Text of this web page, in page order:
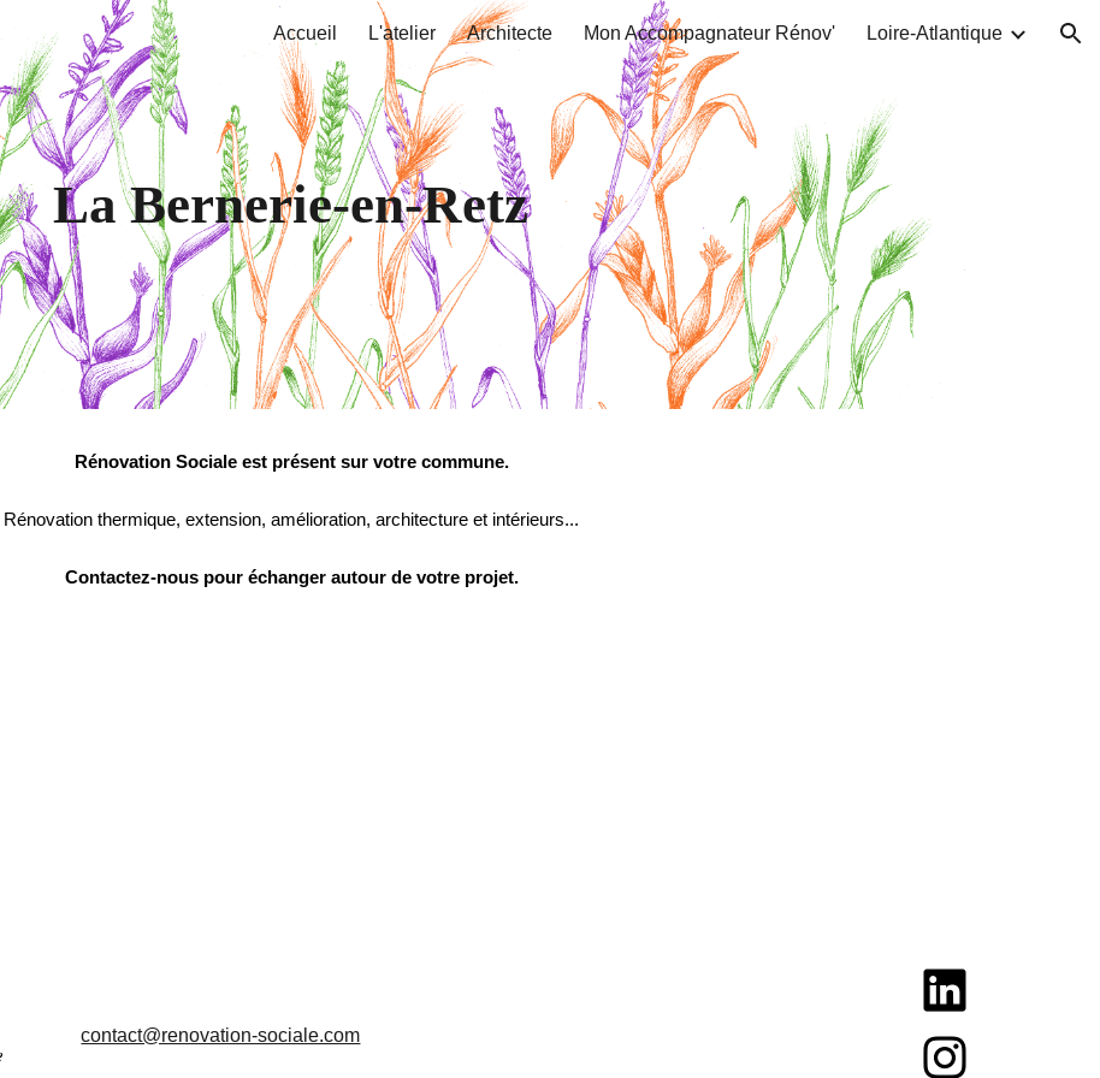
Skip to main content Skip to navigation
Accueil L'atelier Architecte Mon Accompagnateur Rénov' Loire-Atlantique
La Bernerie-en-Retz
Rénovation Sociale est présent sur votre commune.
Rénovation thermique, extension, amélioration, architecture et intérieurs...
Contactez-nous pour échanger autour de votre projet.
contact@renovation-sociale.com